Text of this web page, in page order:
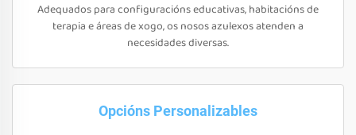
Adequados para configuracións educativas, habitacións de
terapia e áreas de xogo, os nosos azulexos atenden a
necesidades diversas.
Opcións Personalizables